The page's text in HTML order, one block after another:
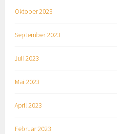
Oktober 2023
September 2023
Juli 2023
Mai 2023
April 2023
Februar 2023